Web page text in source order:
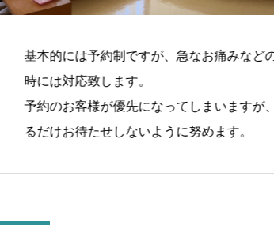
基本的には予約制ですが、急なお痛みなどの緊急
時には対応致します。
予約のお客様が優先になってしまいますが、でき
るだけお待たせしないように努めます。